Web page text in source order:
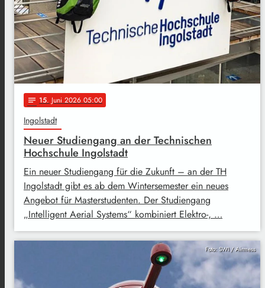
notes 15. Juni 2026 05:00
Ingolstadt
Neuer Studiengang an der Technischen
Hochschule Ingolstadt
Ein neuer Studiengang für die Zukunft – an der TH
Ingolstadt gibt es ab dem Wintersemester ein neues
Angebot für Masterstudenten. Der Studiengang
„Intelligent Aerial Systems“ kombiniert Elektro-, …
Foto: SWI / Airmess